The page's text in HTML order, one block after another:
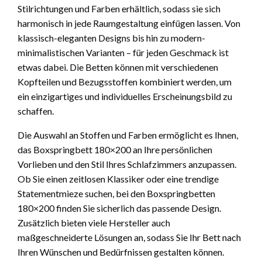
Stilrichtungen und Farben erhältlich, sodass sie sich
harmonisch in jede Raumgestaltung einfügen lassen. Von
klassisch-eleganten Designs bis hin zu modern-
minimalistischen Varianten – für jeden Geschmack ist
etwas dabei. Die Betten können mit verschiedenen
Kopfteilen und Bezugsstoffen kombiniert werden, um
ein einzigartiges und individuelles Erscheinungsbild zu
schaffen.
Die Auswahl an Stoffen und Farben ermöglicht es Ihnen,
das Boxspringbett 180×200 an Ihre persönlichen
Vorlieben und den Stil Ihres Schlafzimmers anzupassen.
Ob Sie einen zeitlosen Klassiker oder eine trendige
Statementmieze suchen, bei den Boxspringbetten
180×200 finden Sie sicherlich das passende Design.
Zusätzlich bieten viele Hersteller auch
maßgeschneiderte Lösungen an, sodass Sie Ihr Bett nach
Ihren Wünschen und Bedürfnissen gestalten können.